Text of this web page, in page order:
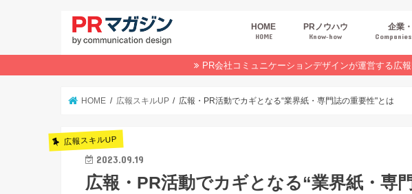
HOME
HOME
PRノウハウ
Know‐how
広報スキルUP
商品・サービスPR
デジタルPR
PRトレンド
イベントPR
業界コラム
オンラインセミナーレポート
企業
PR会社コミュニケーションデザインが運営する広
HOME 広報スキルUP 広報・PR活動でカギとなる“業界紙・専門誌の重要性"とは
広報スキルUP
2023.09.19
広報・PR活動でカギとなる“業界紙・専